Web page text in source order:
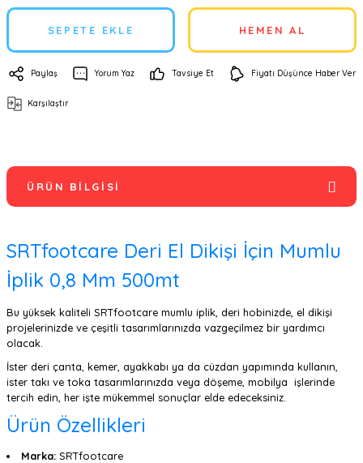
SEPETE EKLE HEMEN AL
Paylaş Yorum Yaz Tavsiye Et Fiyatı Düşünce Haber Ver
Karşılaştır
ÜRÜN BILGISI
SRTfootcare Deri El Dikişi İçin Mumlu
İplik 0,8 Mm 500mt
Bu yüksek kaliteli SRTfootcare mumlu iplik, deri hobinizde, el dikişi
projelerinizde ve çeşitli tasarımlarınızda vazgeçilmez bir yardımcı
olacak.
İster deri çanta, kemer, ayakkabı ya da cüzdan yapımında kullanın,
ister takı ve toka tasarımlarınızda veya döşeme, mobilya işlerinde
tercih edin, her işte mükemmel sonuçlar elde edeceksiniz.
Ürün Özellikleri
Marka:SRTfootcare